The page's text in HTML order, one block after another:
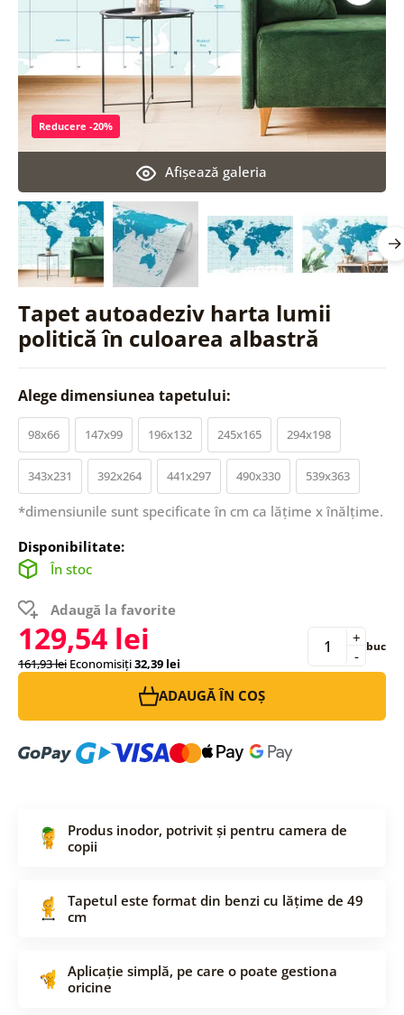
Tapet autoadeziv harta lumii
politică în culoarea albastră
Afişează galeria
Reducere -20%
Alege dimensiunea tapetului:
98x66 147x99 196x132 245x165 294x198
343x231 392x264 441x297 490x330 539x363
*dimensiunile sunt specificate în cm ca lățime x înălțime.
Disponibilitate:
În stoc
Adaugă la favorite
129,54 lei
161,93 lei Economisiți32,39 lei -
+ buc
ADAUGĂ ÎN COȘ
Produs inodor, potrivit și pentru camera de
copii
Tapetul este format din benzi cu lățime de 49
cm
Aplicație simplă, pe care o poate gestiona
oricine